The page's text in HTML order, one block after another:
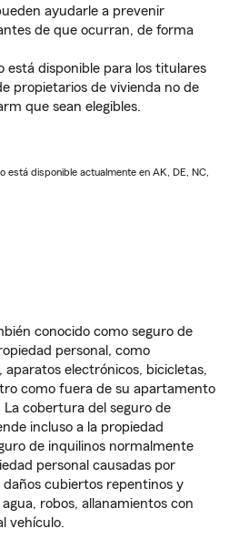
ayudarle a prevenir
de que ocurran, de forma
está disponible para los titulares
propietarios de vivienda no de
que sean elegibles.
está disponible actualmente en AK, DE, NC,
conocido como seguro de
personal, como
electrónicos, bicicletas,
como fuera de su apartamento
cobertura del seguro de
incluso a la propiedad
de inquilinos normalmente
personal causadas por
cubiertos repentinos y
robos, allanamientos con
vehículo.